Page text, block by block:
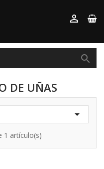


DE UÑAS

1 artículo(s)